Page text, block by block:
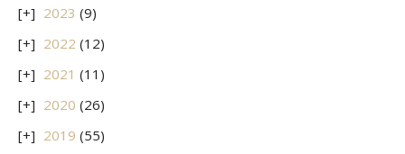
2023 (9)
2022 (12)
2021 (11)
2020 (26)
2019 (55)